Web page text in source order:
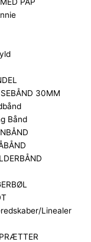
30MM
Bånd
Linealer